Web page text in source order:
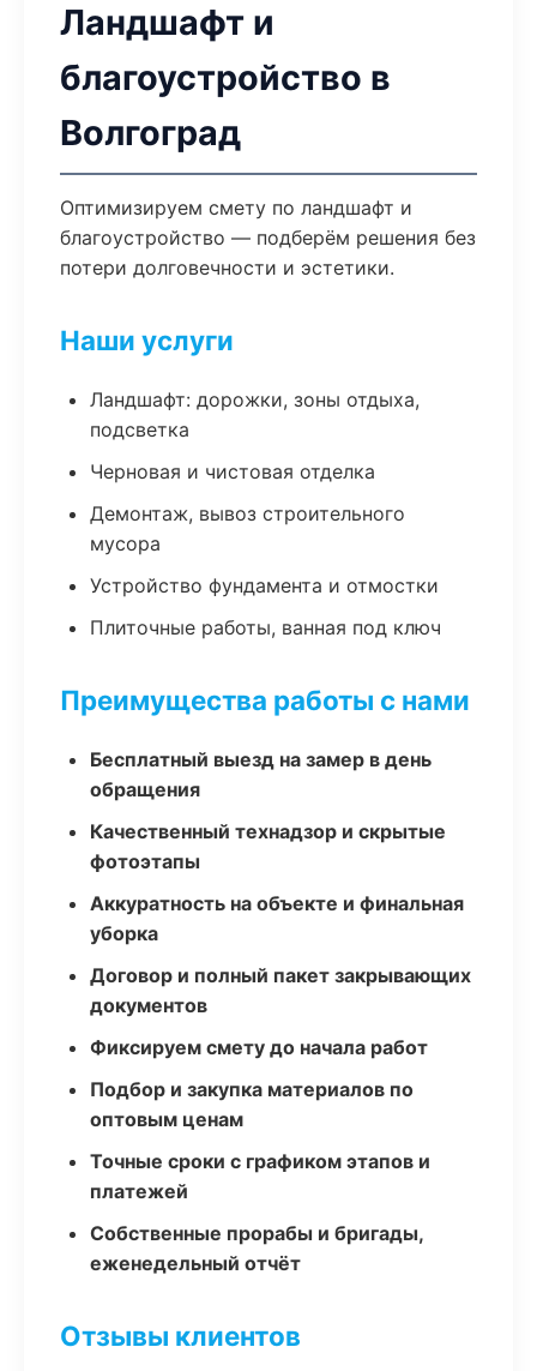
Ландшафт и
благоустройство в
Волгоград
Оптимизируем смету по ландшафт и
благоустройство — подберём решения без
потери долговечности и эстетики.
Наши услуги
Ландшафт: дорожки, зоны отдыха,
подсветка
Черновая и чистовая отделка
Демонтаж, вывоз строительного
мусора
Устройство фундамента и отмостки
Плиточные работы, ванная под ключ
Преимущества работы с нами
Бесплатный выезд на замер в день
обращения
Качественный технадзор и скрытые
фотоэтапы
Аккуратность на объекте и финальная
уборка
Договор и полный пакет закрывающих
документов
Фиксируем смету до начала работ
Подбор и закупка материалов по
оптовым ценам
Точные сроки с графиком этапов и
платежей
Собственные прорабы и бригады,
еженедельный отчёт
Отзывы клиентов